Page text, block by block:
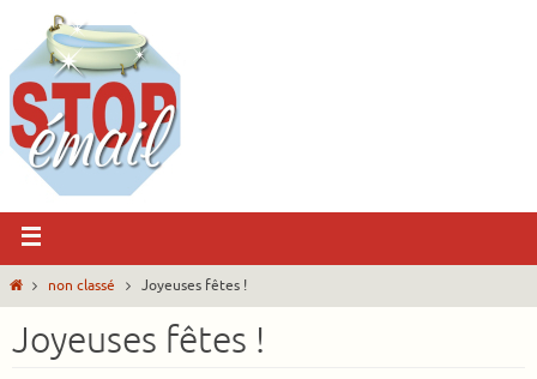
non classé Joyeuses fêtes !
Joyeuses fêtes !